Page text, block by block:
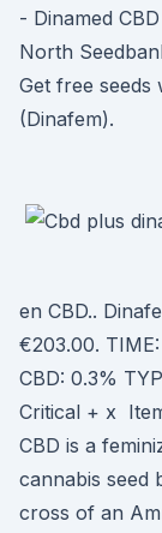
- Dinamed
North
Get free seeds
(Dinafem).
en CBD..
€203.00.
CBD: 0.3%
Critical + x
CBD is a
cannabis seed
cross of an